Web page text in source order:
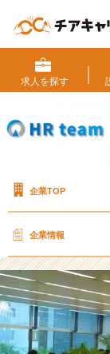
求人を探す
企業TOP
企業情報